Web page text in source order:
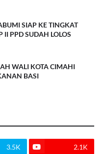
SIAP KE TINGKAT
II PPD SUDAH LOLOS
WALI KOTA CIMAHI
BASI
3.5K 2.1K